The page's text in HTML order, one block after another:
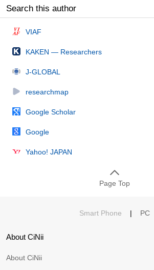
Search this author
VIAF
KAKEN — Researchers
J-GLOBAL
researchmap
Google Scholar
Google
Yahoo! JAPAN
Page Top
Smart Phone | PC
About CiNii
About CiNii